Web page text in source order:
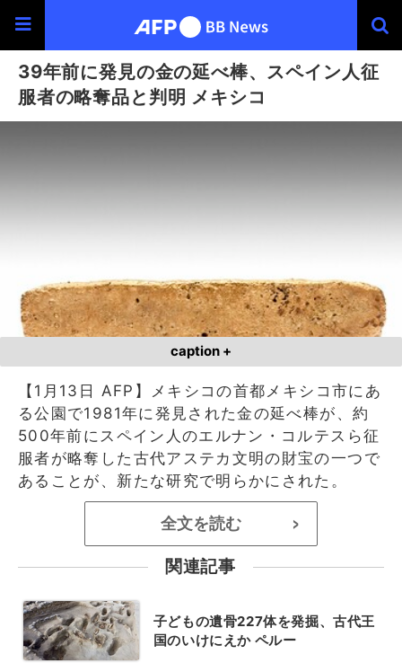
39年前に発見の金の延べ棒、スペイン人征
服者の略奪品と判明 メキシコ
caption +
【1月13日 AFP】メキシコの首都メキシコ市にあ
る公園で1981年に発見された金の延べ棒が、約
500年前にスペイン人のエルナン・コルテスら征
服者が略奪した古代アステカ文明の財宝の一つで
あることが、新たな研究で明らかにされた。
全文を読む >
関連記事
子どもの遺骨227体を発掘、古代王
国のいけにえか ペルー